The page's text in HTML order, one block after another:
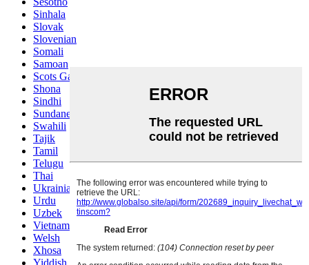
Sinhala
Slovak
Slovenian
Somali
Samoan
Scots Gaelic
Shona
Sindhi
Sundanese
Swahili
Tajik
Tamil
Telugu
Thai
Ukrainian
Urdu
Uzbek
Vietnamese
Welsh
Xhosa